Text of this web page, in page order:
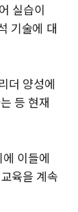
실습이
기술에 대
더 양성에
등 현재
이들에
육을 계속